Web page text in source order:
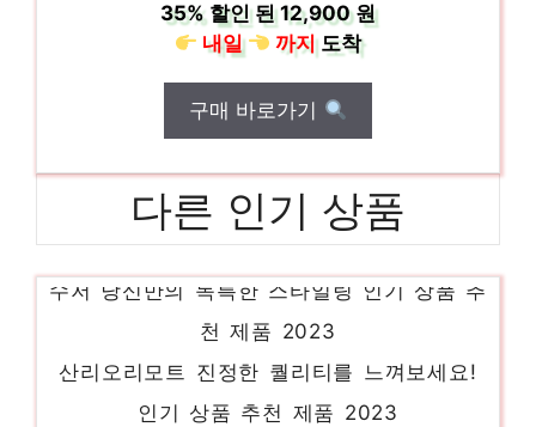
35%할인 된12,900 원
내일
까지도착
구매 바로가기
다른 인기 상품
수저 당신만의 독특한 스타일링 인기 상품 추
천 제품 2023
산리오리모트 진정한 퀄리티를 느껴보세요!
인기 상품 추천 제품 2023